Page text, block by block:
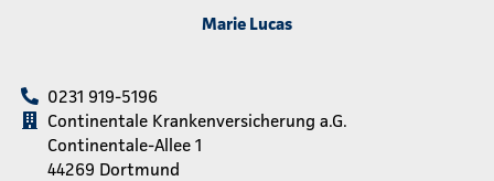
Marie Lucas
0231 919-5196
Continentale Krankenversicherung a.G.
Continentale-Allee 1
44269 Dortmund